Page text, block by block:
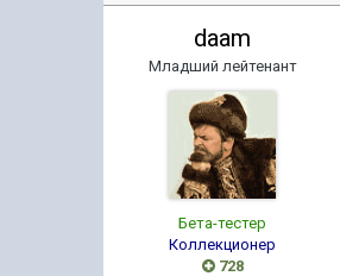
daam
Младший лейтенант
Бета-тестер
Коллекционер
728